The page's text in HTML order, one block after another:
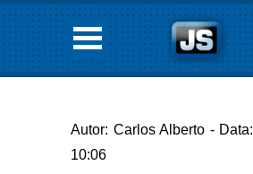
Autor: Carlos Alberto -
10:06